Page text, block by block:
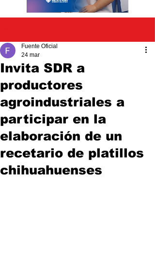
Invita SDR a
productores
agroindustriales a
participar en la
elaboración de un
recetario de platillos
chihuahuenses
Fuente Oficial
24 mar